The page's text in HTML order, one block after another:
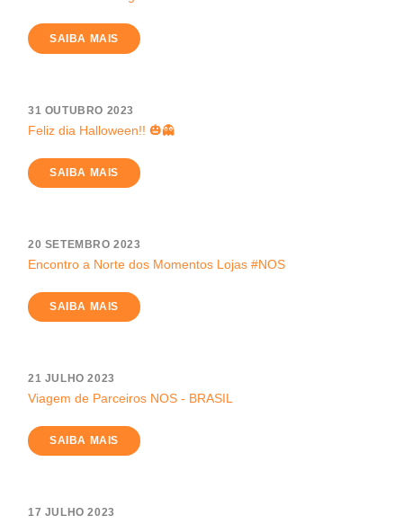
SAIBA MAIS
31 OUTUBRO 2023
Feliz dia Halloween!! 🎃👻
SAIBA MAIS
20 SETEMBRO 2023
Encontro a Norte dos Momentos Lojas #NOS
SAIBA MAIS
21 JULHO 2023
Viagem de Parceiros NOS - BRASIL
SAIBA MAIS
17 JULHO 2023